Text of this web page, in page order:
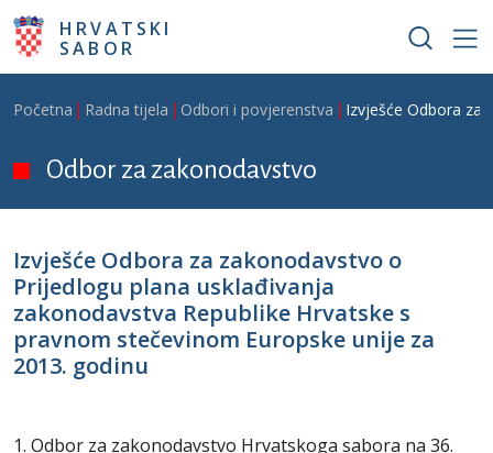
Skoči na glavni sadržaj
HRVATSKI
SABOR
Breadcrumb
Početna Radna tijela Odbori i povjerenstva Izvješće Odbora za
Odbor za zakonodavstvo
Izvješće Odbora za zakonodavstvo o
Prijedlogu plana usklađivanja
zakonodavstva Republike Hrvatske s
pravnom stečevinom Europske unije za
2013. godinu
1. Odbor za zakonodavstvo Hrvatskoga sabora na 36.